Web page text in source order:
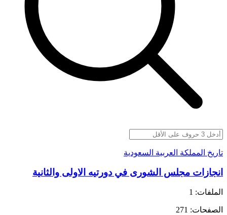
تاريخ المملكة العربية السعودية
انجازات مجلس الشورى في دورتيه الاولى والثانية
الملفات: 1
الصفحات: 271